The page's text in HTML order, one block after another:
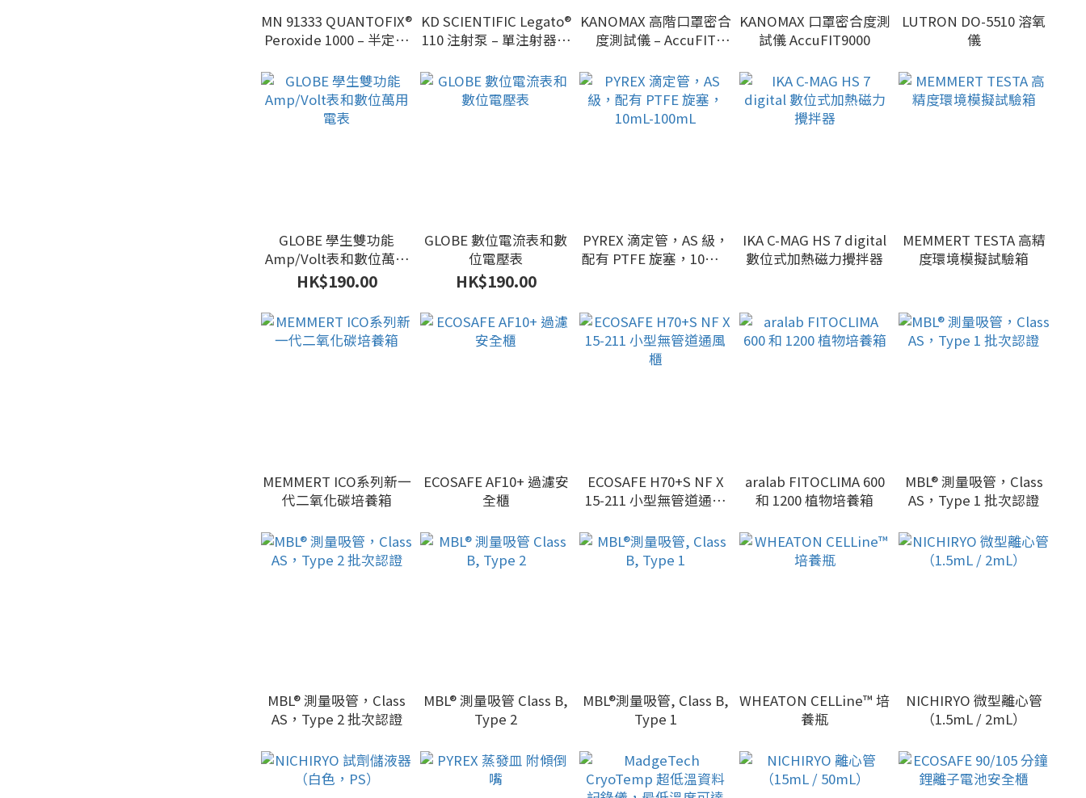
MN 91333 QUANTOFIX®
Peroxide 1000 – 半定量
KD SCIENTIFIC Legato®
110 注射泵 – 單注射器可
KANOMAX 高階口罩密合
度測試儀 – AccuFIT
KANOMAX 口罩密合度測
試儀 AccuFIT9000
LUTRON DO-5510 溶氧
儀
GLOBE 學生雙功能
Amp/Volt表和數位萬用
電表
HK$190.00
GLOBE 數位電流表和數
位電壓表
HK$190.00
PYREX 滴定管，AS 級，
配有 PTFE 旋塞，10mL-
IKA C-MAG HS 7 digital
數位式加熱磁力攪拌器
MEMMERT TESTA 高精
度環境模擬試驗箱
MEMMERT ICO系列新一
代二氧化碳培養箱
ECOSAFE AF10+ 過濾安
全櫃
ECOSAFE H70+S NF X
15‑211 小型無管道通風
aralab FITOCLIMA 600
和 1200 植物培養箱
MBL® 測量吸管，Class
AS，Type 1 批次認證
MBL® 測量吸管，Class
AS，Type 2 批次認證
MBL® 測量吸管 Class B,
Type 2
MBL®測量吸管, Class B,
Type 1
WHEATON CELLine™ 培
養瓶
NICHIRYO 微型離心管
（1.5mL / 2mL）